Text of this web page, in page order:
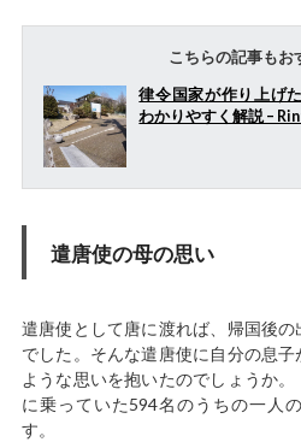
こちらの記事もお
律令国家が作り上げ
わかりやすく解説 –
遣唐使の母の思い
遣唐使として唐に渡れば、帰国後
でした。そんな遣唐使に自分の息
ような思いを抱いたのでしょうか
に乗っていた594名のうちの一人
す。